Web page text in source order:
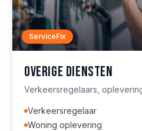
ServiceFix
Overige diensten
Verkeersregelaars,
Verkeersregelaar
Woning oplevering